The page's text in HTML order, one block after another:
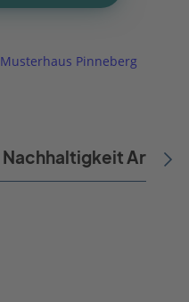
Musterhaus Pinneberg
Nachhaltigkeit Artikel